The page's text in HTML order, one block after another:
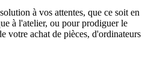
à vos attentes, que ce soit en
à l'atelier, ou pour prodiguer le
votre achat de pièces, d'ordinateurs